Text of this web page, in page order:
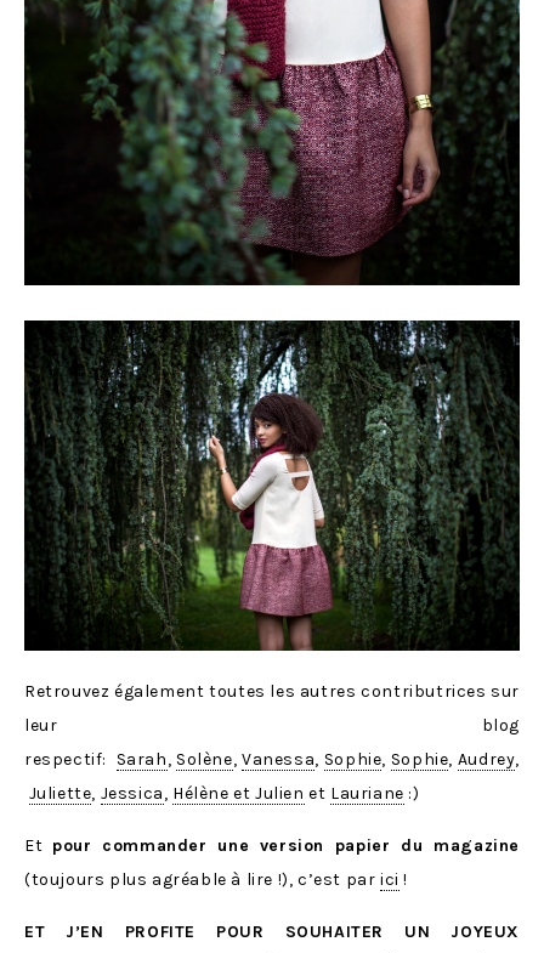
Retrouvez également toutes les autres contributrices sur
leur blog
respectif: Sarah, Solène,Vanessa, Sophie, Sophie, Audrey,
Juliette, Jessica, Hélène et Julien et Lauriane :)
Et pour commander une version papier du magazine
(toujours plus agréable à lire !), c’est parici !
ET J’EN PROFITE POUR SOUHAITER UN JOYEUX